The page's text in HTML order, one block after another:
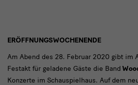
Eröffnungswochenende
ERÖFFNUNGSWOCHENENDE
Am Abend des 28. Februar 2020 gibt im
Festakt für geladene Gäste die Band
Konzerte im Schauspielhaus. Auf dem